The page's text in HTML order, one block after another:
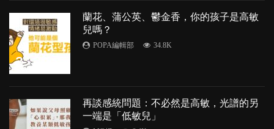
3
蘭花、蒲公英、鬱金香，你的孩子是高敏
兒嗎？
POPA編輯部 34.8K
再談感統問題：不必然是高敏，光譜的另
一端是「低敏兒」